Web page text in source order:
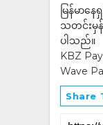
မြန်မာ
သတင်းမှ
ပါသည်။
KBZ
Wave
Share